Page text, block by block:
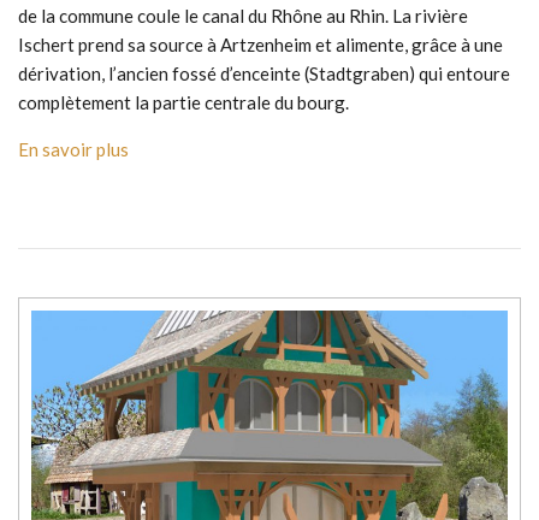
de la commune coule le canal du Rhône au Rhin. La rivière
Ischert prend sa source à Artzenheim et alimente, grâce à une
dérivation, l’ancien fossé d’enceinte (Stadtgraben) qui entoure
complètement la partie centrale du bourg.
En savoir plus